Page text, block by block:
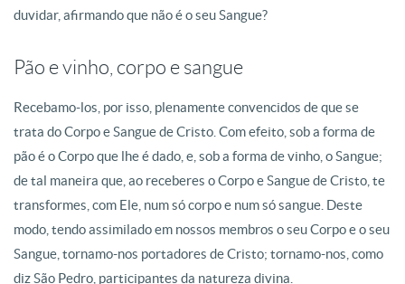
duvidar, afirmando que não é o seu Sangue?
Pão e vinho, corpo e sangue
Recebamo-los, por isso, plenamente convencidos de que se
trata do Corpo e Sangue de Cristo. Com efeito, sob a forma de
pão é o Corpo que lhe é dado, e, sob a forma de vinho, o Sangue;
de tal maneira que, ao receberes o Corpo e Sangue de Cristo, te
transformes, com Ele, num só corpo e num só sangue. Deste
modo, tendo assimilado em nossos membros o seu Corpo e o seu
Sangue, tornamo-nos portadores de Cristo; tornamo-nos, como
diz São Pedro, participantes da natureza divina.